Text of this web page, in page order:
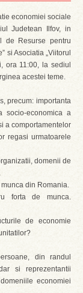
economiei sociale
Judetean Ilfov, in
de Resurse pentru
si Asociatia „Viitorul
ora 11:00, la sediul
acestei teme.
precum: importanta
socio-economica a
a comportamentelor
regasi urmatoarele
domenii de
din Romania.
forta de munca.
de economie
din randul
si reprezentantii
economiei